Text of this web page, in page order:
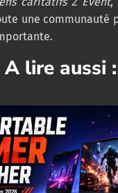
une communauté
A lire aussi :